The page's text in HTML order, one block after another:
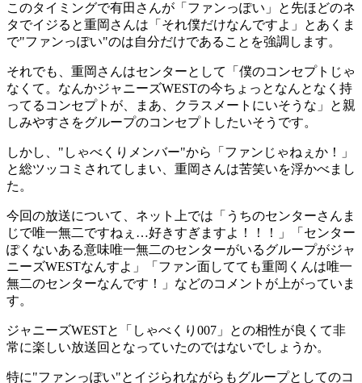
このタイミングで有田さんが「ファンっぽい」と先ほどのネ
タでイジると重岡さんは「それ僕だけなんですよ」とあくま
で"ファンっぽい"のは自分だけであることを強調します。
それでも、重岡さんはセンターとして「僕のコンセプトじゃ
なくて。なんかジャニーズWESTの今ちょっとなんとなく持
ってるコンセプトが、まあ、クラスメートにいそうな」と親
しみやすさをグループのコンセプトしたいそうです。
しかし、"しゃべくりメンバー"から「ファンじゃねぇか！」
と総ツッコミされてしまい、重岡さんは苦笑いを浮かべまし
た。
今回の放送について、ネット上では「うちのセンターさんま
じで唯一無二ですねぇ…好きすぎますよ！！！」「センター
ぽくないある意味唯一無二のセンターがいるグループがジャ
ニーズWESTなんすよ」「ファン面してても重岡くんは唯一
無二のセンターなんです！」などのコメントが上がっていま
す。
ジャニーズWESTと「しゃべくり007」との相性が良くて非
常に楽しい放送回となっていたのではないでしょうか。
特に"ファンっぽい"とイジられながらもグループとしてのコ